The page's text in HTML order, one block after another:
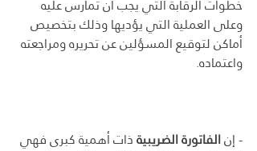
خطوات الرقابة التي يجب أن تمارس عليه
وعلى العملية التي يؤديها وذلك بتخصيص
أماكن لتوقيع المسؤلين عن تحريره ومراجعته
واعتماده.
- إن الفاتورة الضريبية ذات أهمية كبرى فهي